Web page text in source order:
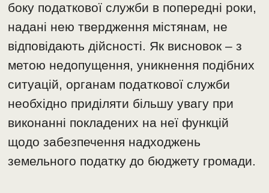
боку податкової служби в попередні роки,
надані нею твердження містянам, не
відповідають дійсності. Як висновок – з
метою недопущення, уникнення подібних
ситуацій, органам податкової служби
необхідно приділяти більшу увагу при
виконанні покладених на неї функцій
щодо забезпечення надходжень
земельного податку до бюджету громади.